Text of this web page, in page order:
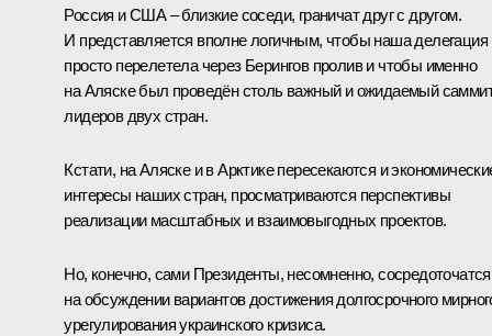
Россия и США – близкие соседи, граничат друг с другом.
И представляется вполне логичным, чтобы наша делегация
просто перелетела через Берингов пролив и чтобы именно
на Аляске был проведён столь важный и ожидаемый
лидеров двух стран.
Кстати, на Аляске и в Арктике пересекаются и
интересы наших стран, просматриваются перспективы
реализации масштабных и взаимовыгодных проектов.
Но, конечно, сами Президенты, несомненно, сосредоточатся
на обсуждении вариантов достижения долгосрочного
урегулирования украинского кризиса.